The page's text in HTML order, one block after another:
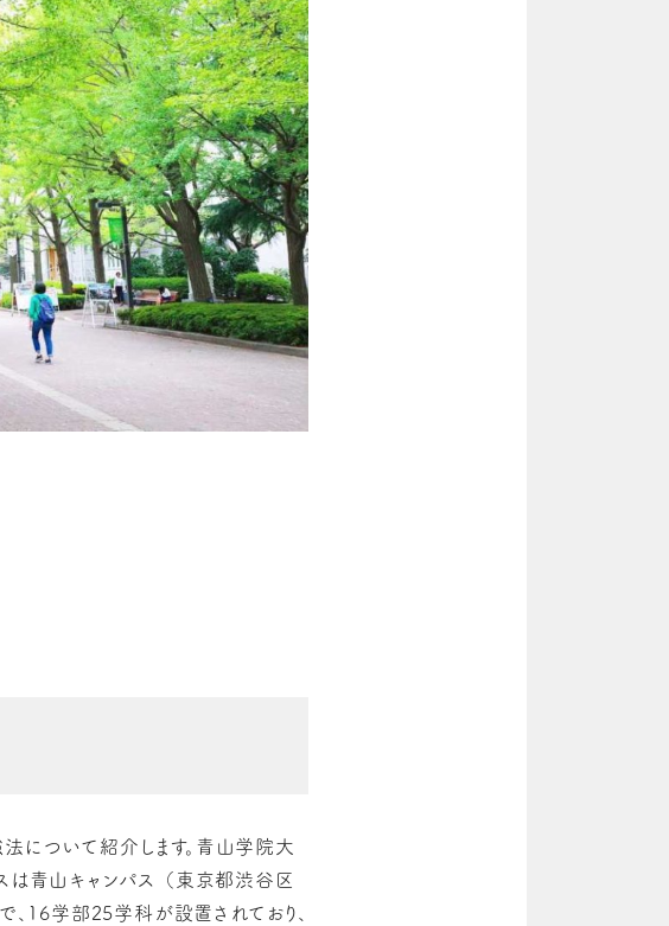
について紹介します。青山学院大
青山キャンパス （東京都渋谷区
16学部25学科が設置されており、